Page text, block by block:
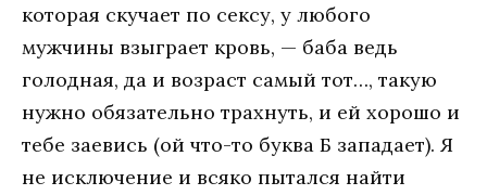
которая скучает по сексу, у любого
мужчины взыграет кровь, — баба ведь
голодная, да и возраст самый тот…, такую
нужно обязательно трахнуть, и ей хорошо и
тебе заевись (ой что-то буква Б западает). Я
не исключение и всяко пытался найти